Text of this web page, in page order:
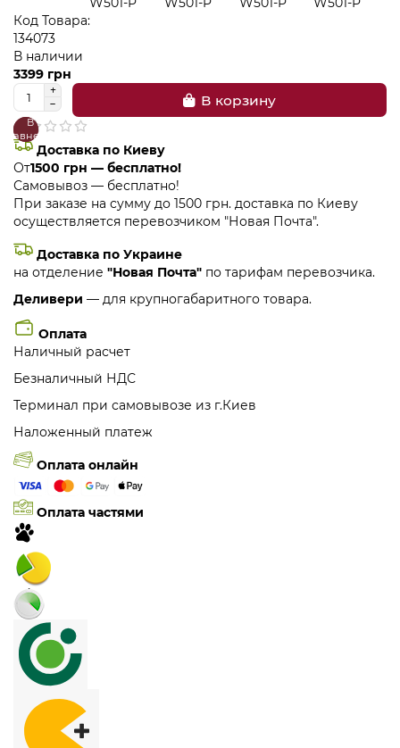
Код Товара:
134073
В наличии
3399 грн
В корзину
В
закладки
В
сравнение
Доставка по Киеву
От1500 грн — бесплатно!
Самовывоз — бесплатно!
При заказе на сумму до 1500 грн. доставка по Киеву
осуществляется перевозчиком "Новая Почта".
Доставка по Украине
на отделение "Новая Почта" по тарифам перевозчика.
Деливери — для крупногабаритного товара.
Оплата
Наличный расчет
Безналичный НДС
Терминал при самовывозе из г.Киев
Наложенный платеж
Оплата онлайн
Оплата частями